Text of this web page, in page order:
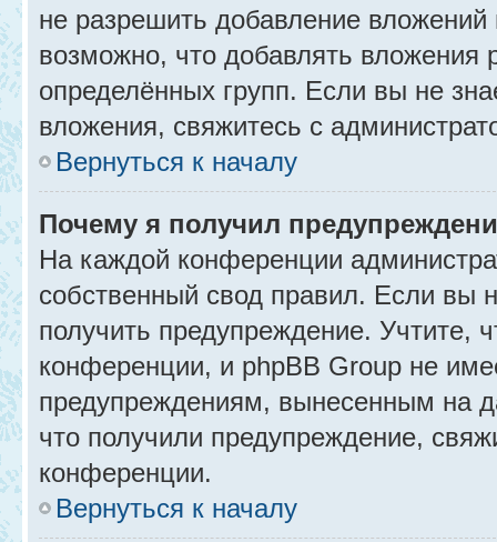
не разрешить добавление
возможно, что добавлять вложения
определённых групп. Если вы не
вложения, свяжитесь с
Вернуться к началу
Почему я получил
На каждой конференции
собственный свод правил. Если вы
получить предупреждение. Учтите,
конференции, и phpBB Group не
предупреждениям, вынесенным на
что получили предупреждение,
конференции.
Вернуться к началу